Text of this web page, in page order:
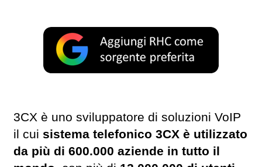
3CX è uno sviluppatore di soluzioni VoIP
il cui sistema telefonico 3CX è utilizzato
da più di 600.000 aziende in tutto il